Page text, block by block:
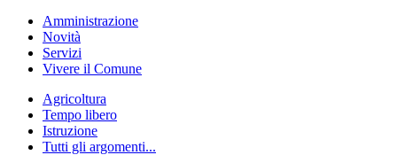
Amministrazione
Novità
Servizi
Vivere il Comune
Agricoltura
Tempo libero
Istruzione
Tutti gli argomenti...